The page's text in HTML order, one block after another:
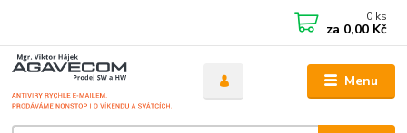
Menu
0 ks
za 0,00 Kč